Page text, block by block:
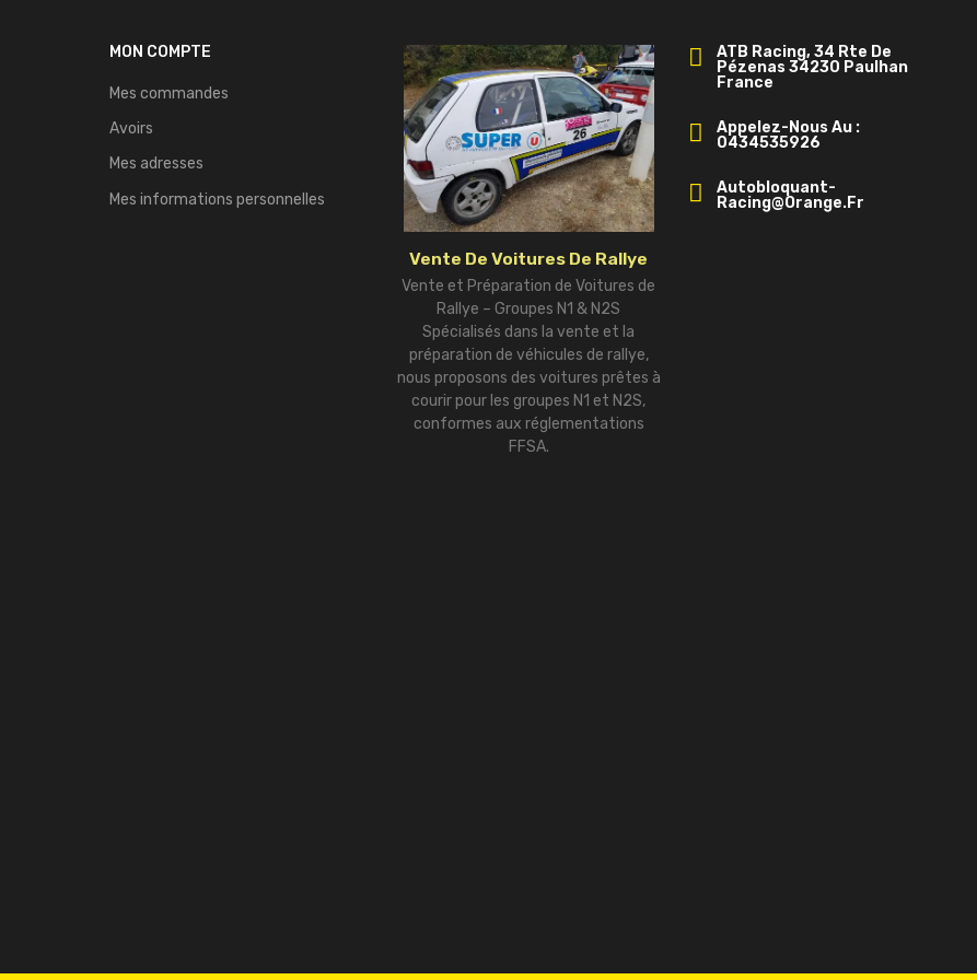
MON COMPTE
Mes commandes
Avoirs
Mes adresses
Mes informations personnelles
Vente De Voitures De Rallye
Vente et Préparation de Voitures de
Rallye – Groupes N1 & N2S
Spécialisés dans la vente et la
préparation de véhicules de rallye,
nous proposons des voitures prêtes à
courir pour les groupes N1 et N2S,
conformes aux réglementations
FFSA.
ATB Racing, 34 Rte De
Pézenas 34230 Paulhan
France
Appelez-Nous Au :
0434535926
Autobloquant-
Racing@orange.fr